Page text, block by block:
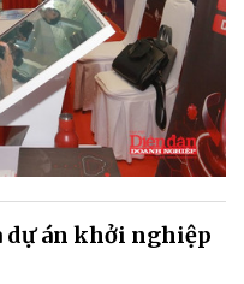
dự án khởi nghiệp